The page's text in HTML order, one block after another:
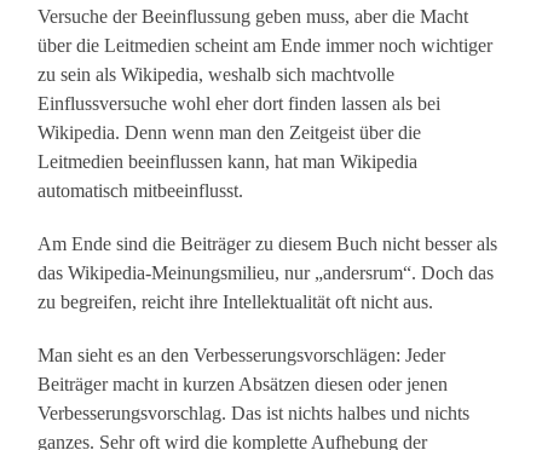
Versuche der Beeinflussung geben muss, aber die Macht
über die Leitmedien scheint am Ende immer noch wichtiger
zu sein als Wikipedia, weshalb sich machtvolle
Einflussversuche wohl eher dort finden lassen als bei
Wikipedia. Denn wenn man den Zeitgeist über die
Leitmedien beeinflussen kann, hat man Wikipedia
automatisch mitbeeinflusst.
Am Ende sind die Beiträger zu diesem Buch nicht besser als
das Wikipedia-Meinungsmilieu, nur „andersrum“. Doch das
zu begreifen, reicht ihre Intellektualität oft nicht aus.
Man sieht es an den Verbesserungsvorschlägen: Jeder
Beiträger macht in kurzen Absätzen diesen oder jenen
Verbesserungsvorschlag. Das ist nichts halbes und nichts
ganzes. Sehr oft wird die komplette Aufhebung der